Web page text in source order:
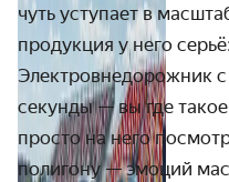
чуть уступает в
продукция у него
Электровнедорожник
секунды — вы где
просто на него
полигону — эмоций